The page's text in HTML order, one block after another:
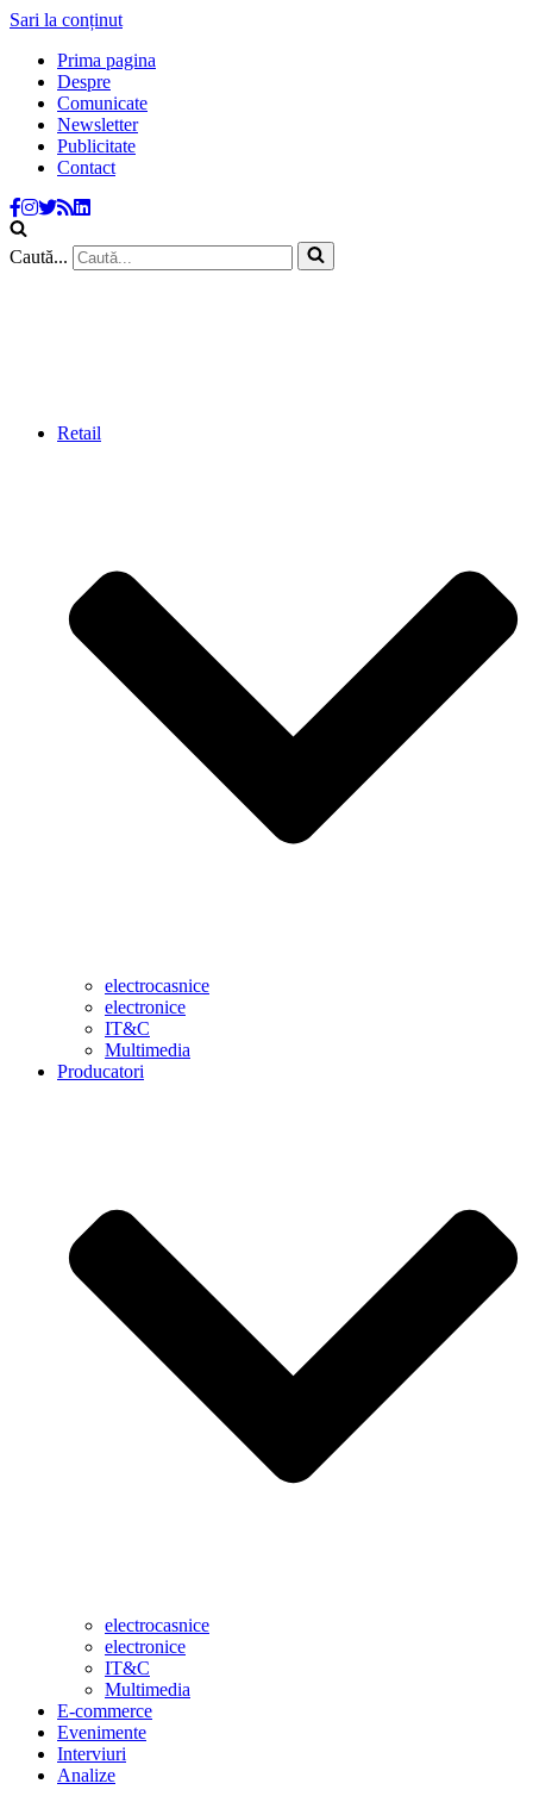
Sari la conținut
Prima pagina
Despre
Comunicate
Newsletter
Publicitate
Contact
Caută...
Retail
electrocasnice
electronice
IT&C
Multimedia
Producatori
electrocasnice
electronice
IT&C
Multimedia
E-commerce
Evenimente
Interviuri
Analize